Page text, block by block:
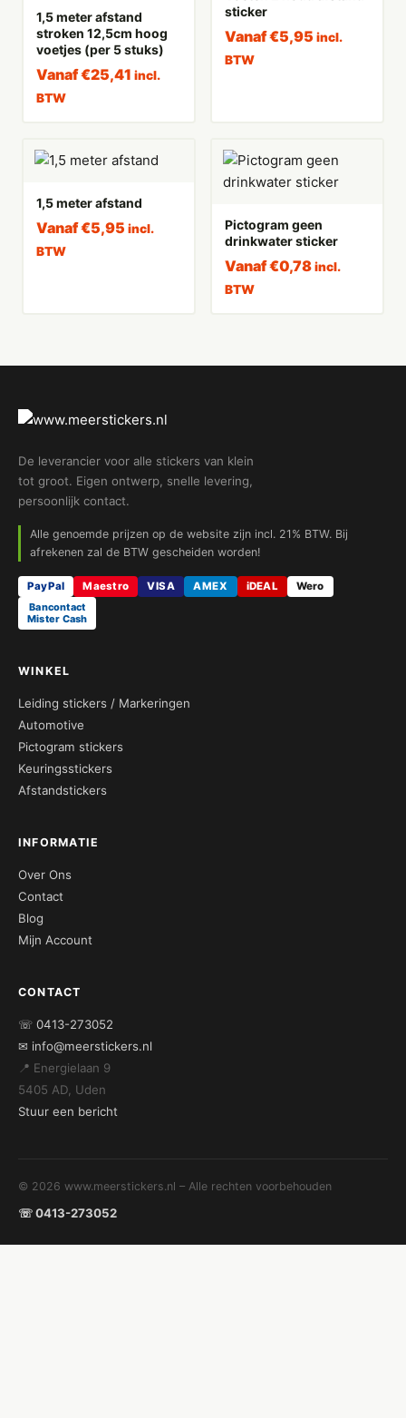
1,5 meter afstand
stroken 12,5cm hoog
voetjes (per 5 stuks)
Vanaf€25,41 incl.
BTW
sticker
Vanaf€5,95 incl.
BTW
1,5 meter afstand
Vanaf€5,95 incl.
BTW
Pictogram geen
drinkwater sticker
Vanaf€0,78 incl.
BTW
De leverancier voor alle stickers van klein
tot groot. Eigen ontwerp, snelle levering,
persoonlijk contact.
Alle genoemde prijzen op de website zijn incl. 21% BTW. Bij
afrekenen zal de BTW gescheiden worden!
PayPal Maestro VISA AMEX iDEAL
Wero
Bancontact
Mister Cash
WINKEL
Leiding stickers / Markeringen
Automotive
Pictogram stickers
Keuringsstickers
Afstandstickers
INFORMATIE
Over Ons
Contact
Blog
Mijn Account
CONTACT
☏ 0413-273052
✉ info@meerstickers.nl
📍 Energielaan 9
5405 AD, Uden
Stuur een bericht
© 2026 www.meerstickers.nl – Alle rechten voorbehouden
☏ 0413-273052